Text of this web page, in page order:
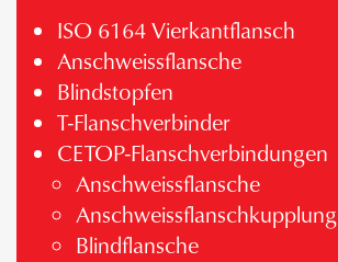
ISO 6164 Vierkantflansch
Anschweissflansche
Blindstopfen
T-Flanschverbinder
CETOP-Flanschverbindungen
Anschweissflansche
Anschweissflanschkupplung
Blindflansche